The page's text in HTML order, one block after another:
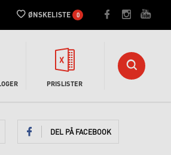
ØNSKELISTE 0
PRISLISTER
DEL PÅ FACEBOOK